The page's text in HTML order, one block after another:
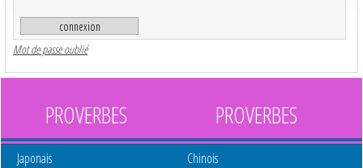
Mot de passe oublié
PROVERBES
Japonais
PROVERBES
Chinois